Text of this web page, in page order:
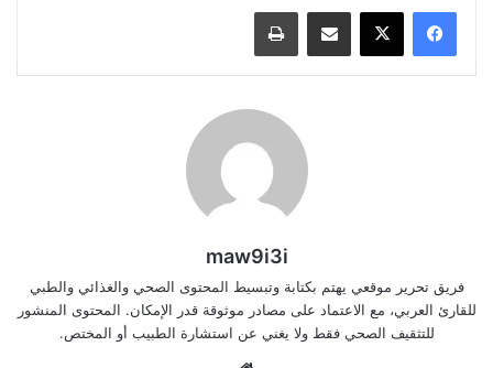
مشاركة عبر البريد طباعة
maw9i3i
فريق تحرير موقعي يهتم بكتابة وتبسيط المحتوى الصحي والغذائي والطبي
للقارئ العربي، مع الاعتماد على مصادر موثوقة قدر الإمكان. المحتوى المنشور
للتثقيف الصحي فقط ولا يغني عن استشارة الطبيب أو المختص.